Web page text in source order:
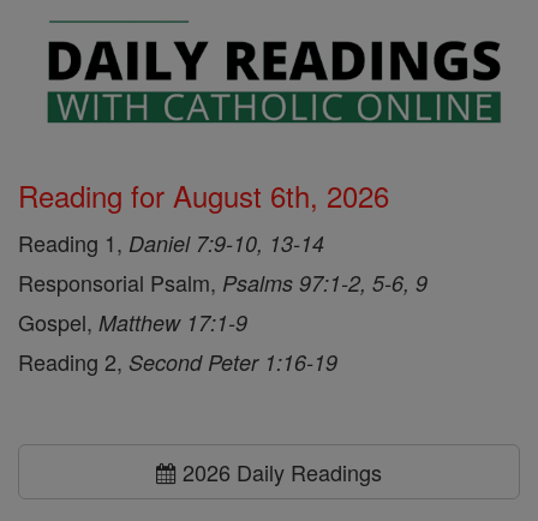
Reading for August 6th, 2026
Reading 1, Daniel 7:9-10, 13-14
Responsorial Psalm, Psalms 97:1-2, 5-6, 9
Gospel, Matthew 17:1-9
Reading 2, Second Peter 1:16-19
2026 Daily Readings